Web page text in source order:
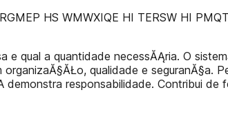
HS WMWXIQE HI TERSW HI
qual a quantidade necessĂĄria. O
qualidade e seguranĂ§a.
responsabilidade. Contribui